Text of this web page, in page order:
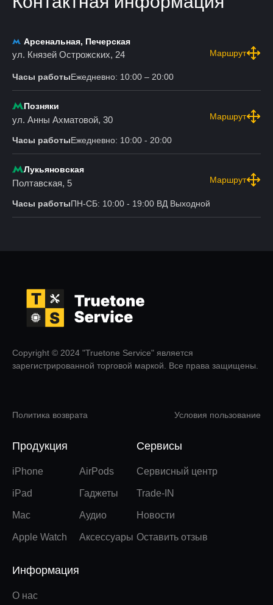
Арсенальная, Печерская
ул. Князей Острожских, 24 Маршрут
Часы работыЕжедневно: 10:00 – 20:00
Позняки
ул. Анны Ахматовой, 30 Маршрут
Часы работыЕжедневно: 10:00 - 20:00
Лукьяновская
Полтавская, 5 Маршрут
Часы работыПН-СБ: 10:00 - 19:00 ВД Выходной
Copyright © 2024 "Truetone Service" является
зарегистрированной торговой маркой. Все права защищены.
Политика возврата Условия пользование
Продукция
iPhone
iPad
Mac
Apple Watch
AirPods
Гаджеты
Аудио
Аксессуары
Сервисы
Сервисный центр
Trade-IN
Новости
Оставить отзыв
Информация
О нас